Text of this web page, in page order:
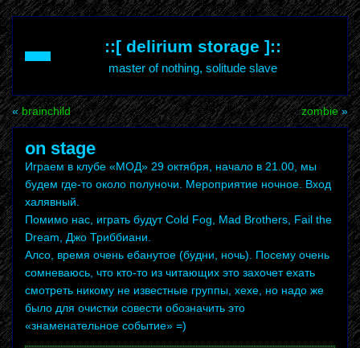
::[ delirium storage ]::
master of nothing, solitude slave
«brainchild zombie»
on stage
Играем в клубе «МОД» 29 октября, начало в 21.00, мы
будем где-то около полуночи. Мероприятие ночное. Вход
халявный.
Помимо нас, играть будут Cold Fog, Mad Brothers, Fail the
Dream, Джо Триббиани.
Алсо, время очень ебанутое (будни, ночь). Посему очень
сомневаюсь, что кто-то из читающих это захочет ехать
смотреть никому не известные группы, хехе, но надо же
было для очистки совести обозначить это
«знаменательное событие» =)